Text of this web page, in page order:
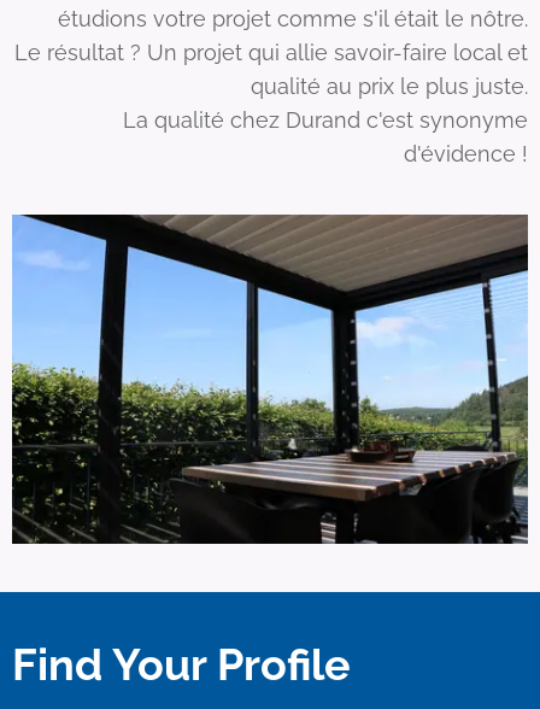
étudions votre projet comme s'il était le nôtre.
Le résultat ? Un projet qui allie savoir-faire local et
qualité au prix le plus juste.
La qualité chez Durand c'est synonyme
d'évidence !
Find Your Profile